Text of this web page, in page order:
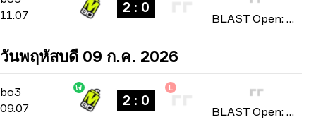
11.07
2 : 0
BLAST Open: North American Qualifier Fall 2026
วันพฤหัสบดี 09 ก.ค. 2026
bo3 -bo3
09.07
W
2 : 0
L
BLAST Open: North American Qualifier Fall 2026